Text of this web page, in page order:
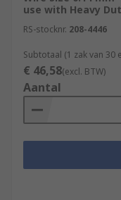
use with Heavy
RS-stocknr. 208-4446
Subtotaal (1 zak van 30
€ 46,58(excl. BTW)
Aantal